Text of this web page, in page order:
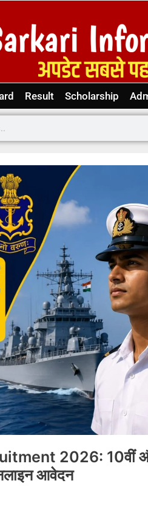
Result Scholarship
2026: 10वीं
आवेदन